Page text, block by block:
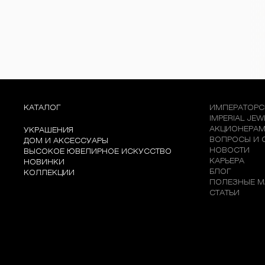
КАТАЛОГ
УКРАШЕНИЯ
ДОМ И АКСЕССУАРЫ
ВЫСОКОЕ ЮВЕЛИРНОЕ ИСКУССТВО
НОВИНКИ
КОЛЛЕКЦИИ
IMPERIAL
АКЦИОНЕРАМ
ВОПРОСЫ И
НОВОСТИ
КАРЬЕРА
БЛОГ
ПОЛЕЗНЫЕ
СТАТЬИ